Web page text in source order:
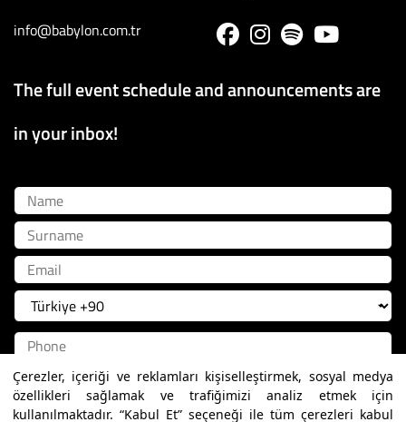
Çerezler, içeriği ve reklamları kişiselleştirmek, sosyal medya
özellikleri sağlamak ve trafiğimizi analiz etmek için
kullanılmaktadır. “Kabul Et” seçeneği ile tüm çerezleri kabul
info@babylon.com.tr
The full event schedule and announcements are
in your inbox!
Name
Surname
Email
Register
Aydınlatma Metni kapsamında belirtilen kişisel verilerimin, Şirket’in tabi olduğu ya da olacağı sadakat ve kampanya
programları da dahil olmak üzere, ürün ve hizmetlerin pazarlama süreçlerinin gerçekleştirilmesi, profilleme ve analiz
faaliyetleri dahil olmak üzere sunulan ürün ve hizmetlerin beğeni, kullanım alışkanlıkları ve ihtiyaçlarıma göre